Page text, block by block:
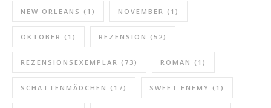
NEW ORLEANS (1) NOVEMBER (1)
OKTOBER (1) REZENSION (52)
REZENSIONSEXEMPLAR (73) ROMAN (1)
SCHATTENMÄDCHEN (17) SWEET ENEMY (1)